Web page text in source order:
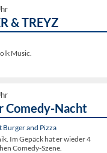
& TREYZ
Music.
Comedy-Nacht
Burger and Pizza
Im Gepäck hat er wieder 4
Comedy-Szene.